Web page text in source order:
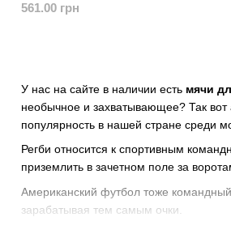
У нас на сайте в наличии есть мячи
необычное и захватывающее? Так вот
популярность в нашей стране среди
Регби относится к спортивным
приземлить в зачетном поле за
Американский футбол тоже
зарабатывая тем самым очки.
561.00 грн